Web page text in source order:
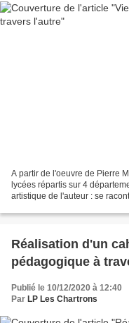
A partir de l'oeuvre de Pierre
lycées répartis sur 4
artistique de l'auteur : se
Réalisation d'un
Publié le 10/12/2020 à 12:40
Par LP Les Chartrons